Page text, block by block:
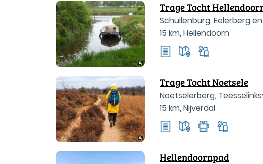
Trage Tocht
Schuilenburg, Eelerberg
15 km, Hellendoorn
Trage Tocht Noetsele
Noetselerberg,
15 km, Nijverdal
Hellendoornpad